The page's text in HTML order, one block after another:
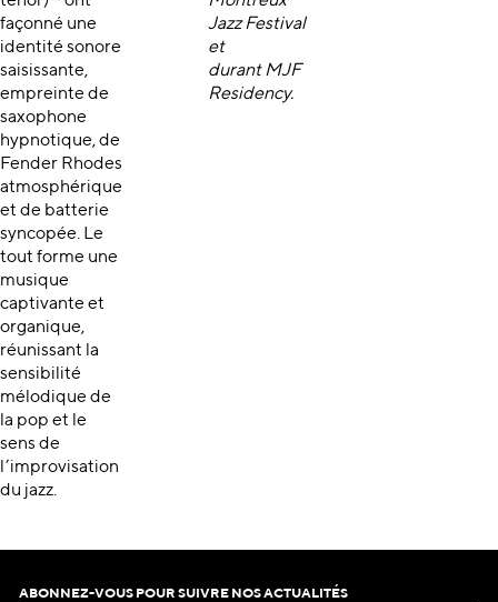
façonné une
identité sonore
saisissante,
empreinte de
saxophone
hypnotique, de
Fender Rhodes
atmosphérique
et de batterie
syncopée. Le
tout forme une
musique
captivante et
organique,
réunissant la
sensibilité
mélodique de
la pop et le
sens de
l’improvisation
du jazz.
Jazz Festival
et
durant MJF
Residency.
ABONNEZ-VOUS POUR SUIVRE NOS ACTUALITÉS